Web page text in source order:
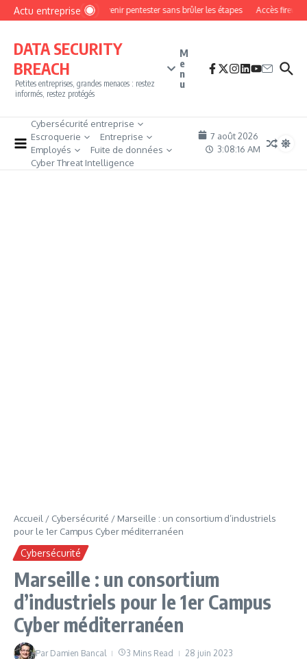
Aller au contenu
Actu entrepriseComment devenir pentester sans brûler les étapes Accès firewall
DATA SECURITY
BREACH
Petites entreprises, grandes menaces : restez
informés, restez protégés
M
e
n
u
Cybersécurité entreprise
Escroquerie
Entreprise
Employés
Fuite de données
Cyber Threat Intelligence
7 août 2026
3:08:17 AM
Accueil / Cybersécurité / Marseille : un consortium d’industriels
pour le 1er Campus Cyber méditerranéen
Cybersécurité
Marseille : un consortium
d’industriels pour le 1er Campus
Cyber méditerranéen
Par Damien Bancal 3 Mins Read 28 juin 2023